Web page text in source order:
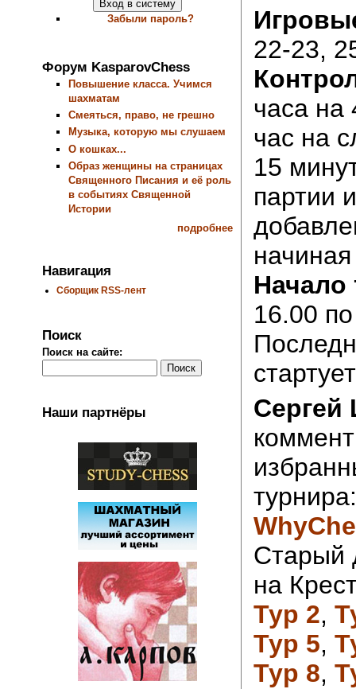
Забыли пароль?
Форум KasparovChess
Повышение класса. Учимся
шахматам
Смеяться, право, не грешно
Музыка, которую мы слушаем
О кошках...
Образ женщины на страницах
Священного Писания и её роль
в событиях Священной
Истории
подробнее
Навигация
Сборщик RSS-лент
Поиск
Поиск на сайте:
Наши партнёры
22-23,
часа на
час на
15
партии
Начало
16.00
Старый
на
Тур 2,
Тур 5,
Тур 8,